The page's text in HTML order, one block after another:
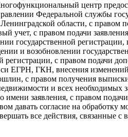
центр
Федеральной службы
области, с правом
учет, с правом подачи
государственной
и возобновлении
регистрации, с правом подачи
ЕГРН, ГКН, внесения
с правом получения
и всех необходимых
имени заявления, с правом
давать согласие на обработку
все действия, связанные с